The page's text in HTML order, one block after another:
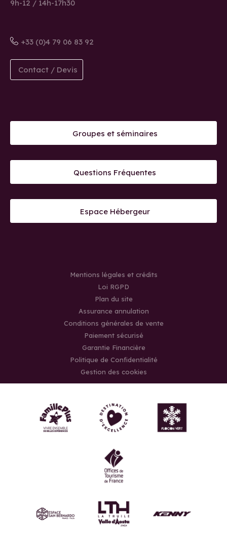
9h-12 / 14h-17h30
+33 (0)4 79 06 83 92
Contact / Devis
Groupes et séminaires
Questions Fréquentes
Espace Hébergeur
Mentions légales et crédits
Loi RGPD
Plan du site
Assurance annulation
Conditions générales de vente
Paiement sécurisé
Garantie Financière
Politique de Confidentialité
Gestion des cookies